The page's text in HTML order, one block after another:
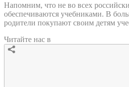
Напомним, что не во всех
обеспечиваются учебниками. В
родители покупают своим детям
Читайте нас в